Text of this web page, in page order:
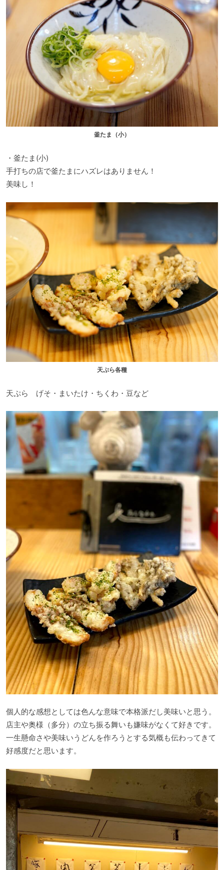
釜たま（小）
・釜たま(小)
手打ちの店で釜たまにハズレはありません！
美味し！
天ぷら各種
天ぷら げそ・まいたけ・ちくわ・豆など
個人的な感想としては色んな意味で本格派だし美味いと思う。
店主や奥様（多分）の立ち振る舞いも嫌味がなくて好きです。
一生懸命さや美味いうどんを作ろうとする気概も伝わってきて
好感度だと思います。